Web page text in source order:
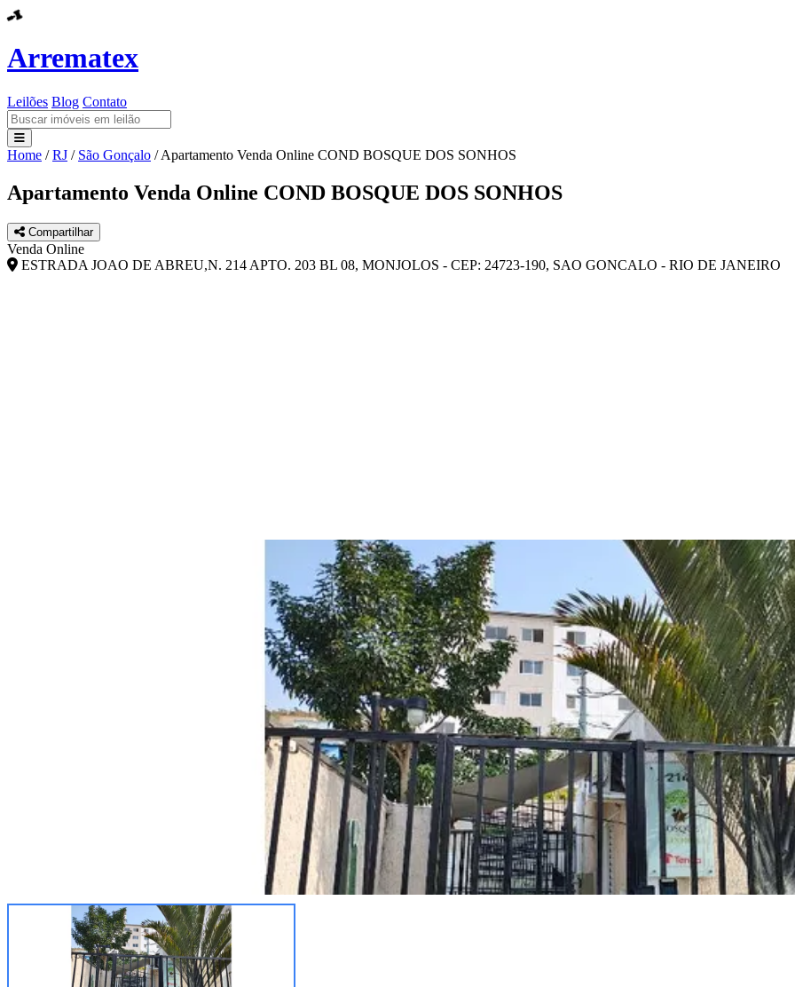
Arrematex
Leilões Blog Contato
Leilões
Blog
Contato
Home / RJ / São Gonçalo / Apartamento Venda Online COND BOSQUE DOS SONHOS
Apartamento Venda Online COND BOSQUE DOS SONHOS
Compartilhar
Venda Online
ESTRADA JOAO DE ABREU,N. 214 APTO. 203 BL 08, MONJOLOS - CEP: 24723-190, SAO GONCALO - RIO DE JANEIRO